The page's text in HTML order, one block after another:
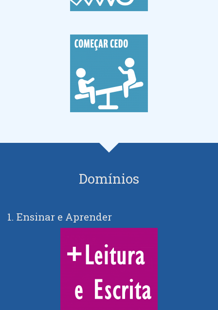
Domínios
1. Ensinar e Aprender